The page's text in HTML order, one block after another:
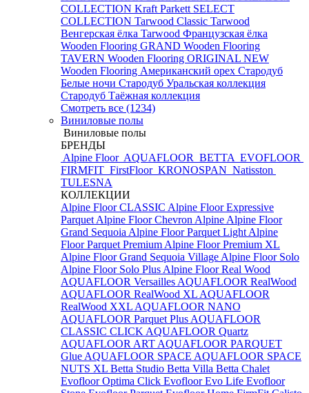
COLLECTION Kraft Parkett SELECT
COLLECTION Tarwood Classic Tarwood
Венгерская ёлка Tarwood Французская ёлка
Wooden Flooring GRAND Wooden Flooring
TAVERN Wooden Flooring ORIGINAL NEW
Wooden Flooring Американский орех Стародуб
Белые ночи Стародуб Уральская коллекция
Стародуб Таёжная коллекция
Смотреть все (1234)
Виниловые полы
Виниловые полы
БРЕНДЫ
Alpine Floor AQUAFLOOR BETTA EVOFLOOR
FIRMFIT FirstFloor KRONOSPAN Natisston
TULESNA
КОЛЛЕКЦИИ
Alpine Floor CLASSIC Alpine Floor Expressive
Parquet Alpine Floor Chevron Alpine Alpine Floor
Grand Sequoia Alpine Floor Parquet Light Alpine
Floor Parquet Premium Alpine Floor Premium XL
Alpine Floor Grand Sequoia Village Alpine Floor Solo
Alpine Floor Solo Plus Alpine Floor Real Wood
AQUAFLOOR Versailles AQUAFLOOR RealWood
AQUAFLOOR RealWood XL AQUAFLOOR
RealWood XXL AQUAFLOOR NANO
AQUAFLOOR Parquet Plus AQUAFLOOR
CLASSIC CLICK AQUAFLOOR Quartz
AQUAFLOOR ART AQUAFLOOR PARQUET
Glue AQUAFLOOR SPACE AQUAFLOOR SPACE
NUTS XL Betta Studio Betta Villa Betta Chalet
Evofloor Optima Click Evofloor Evo Life Evofloor